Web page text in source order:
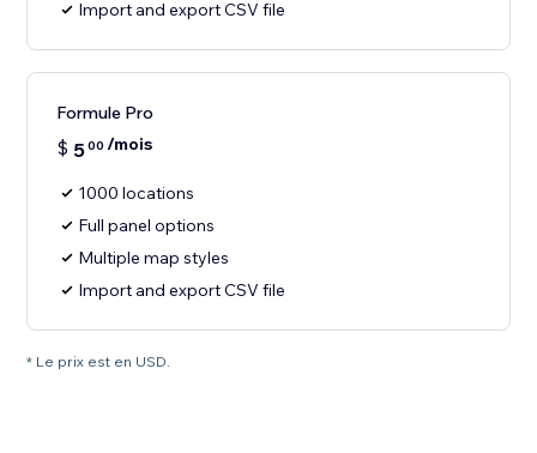
Import and export CSV file
Formule Pro
$ 500 /mois
1000 locations
Full panel options
Multiple map styles
Import and export CSV file
* Le prix est en USD.